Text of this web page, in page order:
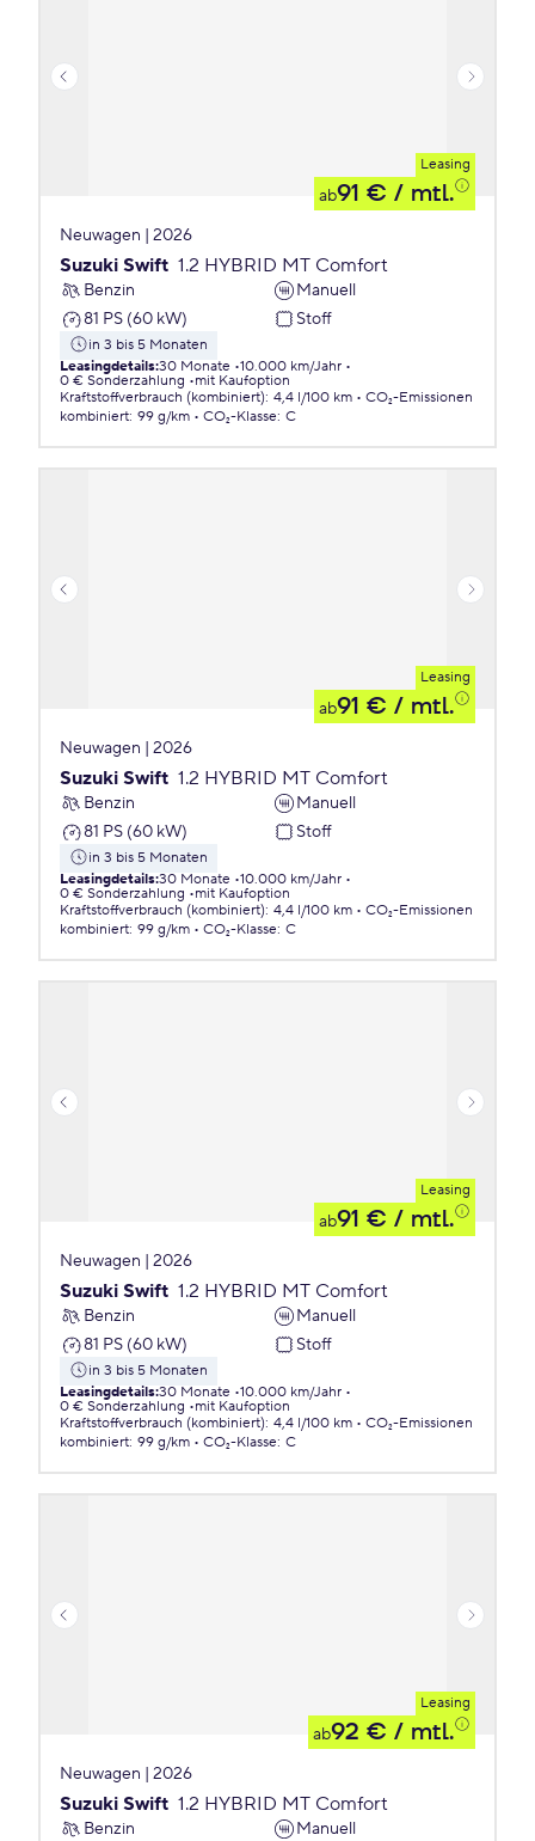
Leasing
ab91 € / mtl.
Neuwagen | 2026
Suzuki Swift 1.2 HYBRID MT Comfort
Benzin
Manuell
81 PS (60 kW)
Stoff
in 3 bis 5 Monaten
Leasingdetails:30 Monate 10.000 km/Jahr
0 € Sonderzahlung
mit Kaufoption
Kraftstoffverbrauch (kombiniert): 4,4 l/100 km
CO₂-Emissionen
kombiniert: 99 g/km CO₂-Klasse: C
Leasing
ab91 € / mtl.
Neuwagen | 2026
Suzuki Swift 1.2 HYBRID MT Comfort
Benzin
Manuell
81 PS (60 kW)
Stoff
in 3 bis 5 Monaten
Leasingdetails:30 Monate 10.000 km/Jahr
0 € Sonderzahlung
mit Kaufoption
Kraftstoffverbrauch (kombiniert): 4,4 l/100 km
CO₂-Emissionen
kombiniert: 99 g/km CO₂-Klasse: C
Leasing
ab91 € / mtl.
Neuwagen | 2026
Suzuki Swift 1.2 HYBRID MT Comfort
Benzin
Manuell
81 PS (60 kW)
Stoff
in 3 bis 5 Monaten
Leasingdetails:30 Monate 10.000 km/Jahr
0 € Sonderzahlung
mit Kaufoption
Kraftstoffverbrauch (kombiniert): 4,4 l/100 km
CO₂-Emissionen
kombiniert: 99 g/km CO₂-Klasse: C
Leasing
ab92 € / mtl.
Neuwagen | 2026
Suzuki Swift 1.2 HYBRID MT Comfort
Benzin
Manuell